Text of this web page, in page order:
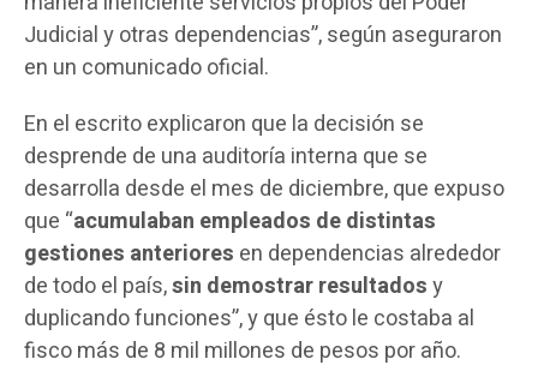
Judicial y otras dependencias”, según aseguraron
en un comunicado oficial.
En el escrito explicaron que la decisión se
desprende de una auditoría interna que se
desarrolla desde el mes de diciembre, que expuso
que “acumulaban empleados de distintas
gestiones anteriores en dependencias alrededor
de todo el país,sin demostrar resultadosy
duplicando funciones”, y que ésto le costaba al
fisco más de 8 mil millones de pesos por año.